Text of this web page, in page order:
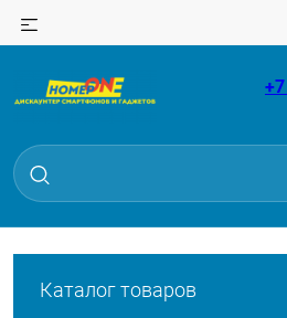
Каталог товаров